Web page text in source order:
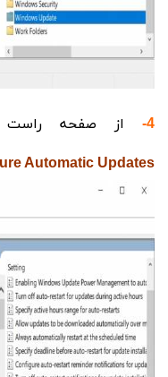
4- از صفحه راست
Automatic Updates